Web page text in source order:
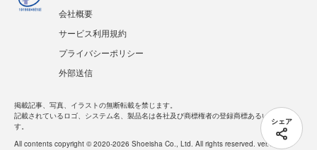
シェア
会社概要
サービス利用規約
プライバシーポリシー
外部送信
掲載記事、写真、イラストの無断転載を禁じます。
記載されているロゴ、システム名、製品名は各社及び商標権者の登録商標あるいは商標で
す。
All contents copyright © 2020-2026 Shoeisha Co., Ltd. All rights reserved. ver.1.5